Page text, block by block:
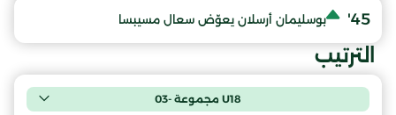
45' بوسليمان أرسلان يعوّض سعال مسيبسا
الترتيب
U18 مجموعة -03